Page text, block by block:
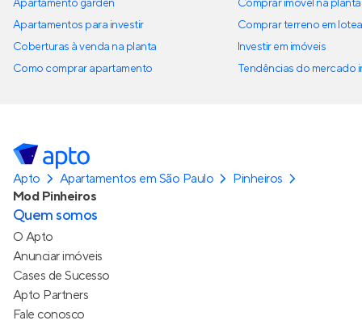
Apartamento garden
Apartamentos para investir
Coberturas à venda na planta
Como comprar apartamento
Comprar imóvel na planta
Comprar terreno em
Investir em imóveis
Tendências do mercado
Apto Apartamentos em São Paulo
Pinheiros
Mod Pinheiros
Quem somos
O Apto
Anunciar imóveis
Cases de Sucesso
Apto Partners
Fale conosco